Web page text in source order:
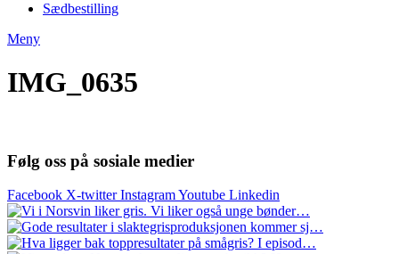
Sædbestilling
Meny
IMG_0635
Følg oss på sosiale medier
Facebook X-twitter InstagramYoutube Linkedin